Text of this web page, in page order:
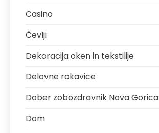
Casino
Čevlji
Dekoracija oken in tekstilije
Delovne rokavice
Dober zobozdravnik Nova Gorica
Dom